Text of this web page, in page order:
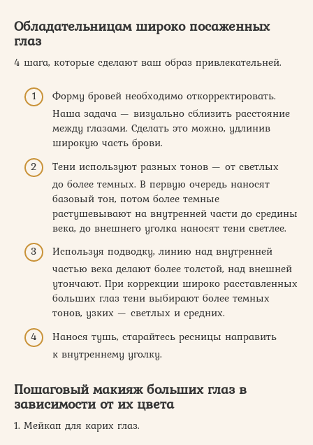
Обладательницам широко посаженных
глаз
4 шага, которые сделают ваш образ привлекательней.
Форму бровей необходимо откорректировать.
Наша задача — визуально сблизить расстояние
между глазами. Сделать это можно, удлинив
широкую часть брови.
Тени используют разных тонов — от светлых
до более темных. В первую очередь наносят
базовый тон, потом более темные
растушевывают на внутренней части до средины
века, до внешнего уголка наносят тени светлее.
Используя подводку, линию над внутренней
частью века делают более толстой, над внешней
утончают. При коррекции широко расставленных
больших глаз тени выбирают более темных
тонов, узких — светлых и средних.
Нанося тушь, старайтесь ресницы направить
к внутреннему уголку.
Пошаговый макияж больших глаз в
зависимости от их цвета
1. Мейкап для карих глаз.